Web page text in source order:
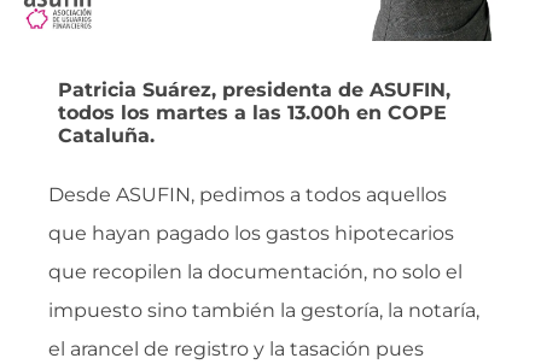
Patricia Suárez, presidenta de ASUFIN,
todos los martes a las 13.00h en COPE
Cataluña.
Desde ASUFIN, pedimos a todos aquellos
que hayan pagado los gastos hipotecarios
que recopilen la documentación, no solo el
impuesto sino también la gestoría, la notaría,
el arancel de registro y la tasación pues